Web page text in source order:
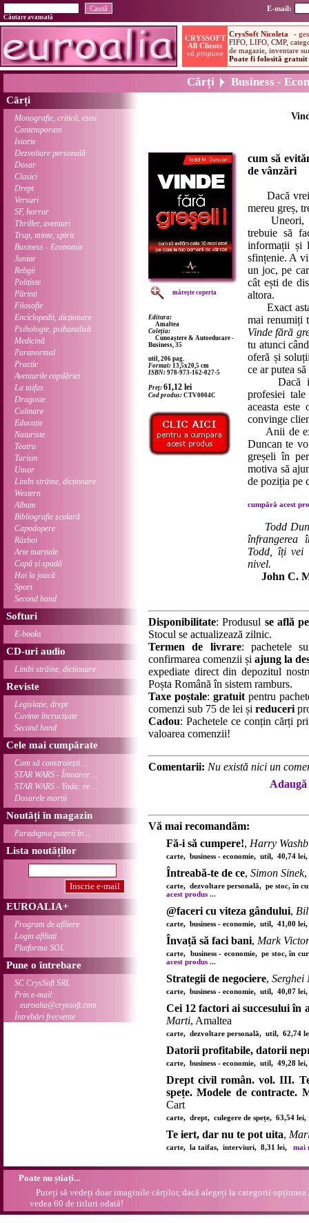
E-mail:
Căutare avansată
Cărți Business -
Cărți
Monografie, critică, eseu
Contemporani
Istorie
Dezvoltare personală
Dosar
Clasici
Drept
Versuri
SF, horror
Thriller, aventuri
Trup, minte, spirit
Business - Economie
Junior
Religii
Polițiste
Părinți
Filosofie
Enciclopedii, dicționare
Psihologie, psihanaliză
Medicină
Paranormal
Practic
Aventurile copilăriei
La taifas
Dragoste
Culinare
Educație
Naturiste
Teatru
Turism
Umor
Limbi străine, dicționare
Western
Album
Bibliografie școlară
Capodopere
Război
Arte marțiale
Capă și spadă
Hai la joacă
Sport
Second hand
Softuri
E-books
CD-uri audio
Limbi străine, dicționare
Reviste
Legislație, drept
Cuvinte încrucișate
Second hand
Cele mai cumpărate
Cum să construiești ...
STAR WARS - Întoarce ...
STAR WARS - Yoda: re ...
Dosarele morții
Noutăți în magazin
Paradigma puterii în ...
Lista noutăților
EUROALIA+
Program de afiliere
Login afiliați
Platforma SOL
Pune o întrebare
SC CrysSoft SRL
Prin e-mail:
euroalia@cryssoft.com
Întrebări frecvente
mărește coperta
Editura:
Amaltea
Coleția:
Cunoaștere & Autoeducare -
Business, 35
util, 206 pag.
Format: 13,5x20,5 cm
ISBN: 978-973-162-027-5
Preț: 61,12 lei
Cod produs: CTV0004C
cum să
de vânzări
Dacă vrei
mereu greș,
Uneori,
trebuie să
informații și
sfințenie. A
un joc, pe
cât ești de
altora.
Exact asta
mai renumiți
Vinde fără
tu atunci
oferă și
ce ar putea
Dacă
profesiei
aceasta este
convinge
Anii de
Duncan te
greșeli în
motiva să
de poziția pe
cumpără acest
Todd
înfrangerea
Todd, îți vei
nivel.
John C.
Disponibilitate: Produsul se află
Stocul se actualizează zilnic.
Termen de livrare: pachetele
confirmarea comenzii șiajung la
expediate direct din depozitul
Poșta Română în sistem ramburs.
Taxe poștale: gratuitpentru
comenzi sub 75 de lei și reduceri
Cadou: Pachetele ce conțin cărți
valoarea comenzii!
Comentarii: Nu există nici un
Vă mai recomandăm:
Fă-i să cumpere!, Harry
carte, business - economie, util, 40,74
Întreabă-te de ce, Simon Sinek,
carte, dezvoltare personală, pe stoc, în
acest produs ...
@faceri cu viteza gândului,
carte, business - economie, util, 41,00
Învață să faci bani, Mark
carte, business - economie, pe stoc, în
acest produs ...
Strategii de negociere, Serghei
carte, business - economie, util, 40,07
Cei 12 factori ai succesului în
Marti, Amaltea
carte, dezvoltare personală, util, 62,74
Datorii profitabile, datorii
carte, business - economie, util, 49,28
Drept civil român. vol. III.
spețe. Modele de contracte.
Cart
carte, drept, culegere de spețe, 63,54
Te iert, dar nu te pot uita,
carte, la taifas, interviuri, 8,31 lei, mai
Poate nu știați...
Puteți să vedeți doar imaginile cărților, dacă alegeți la categorii opțiunea
vedea 60 de titluri odată!